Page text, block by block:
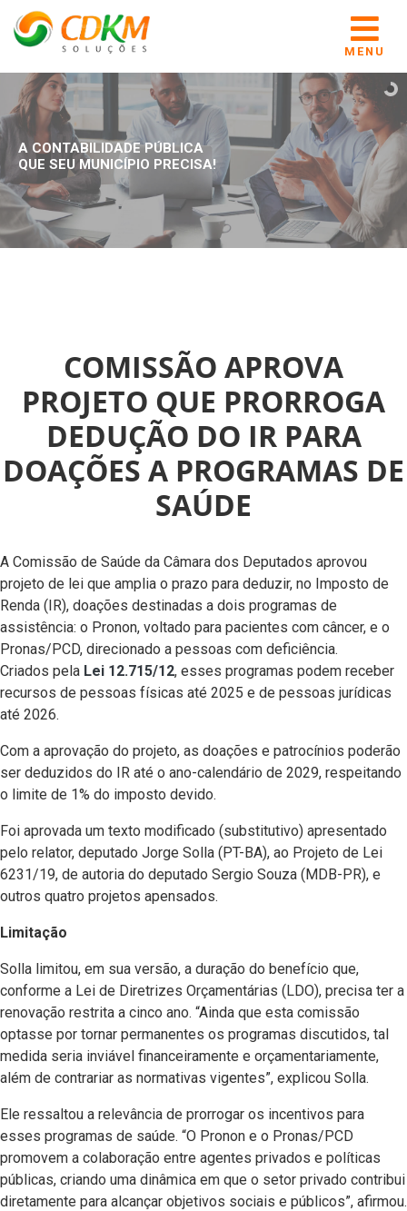
MENU
A CONTABILIDADE PÚBLICA
QUE SEU MUNICÍPIO PRECISA!
COMISSÃO APROVA
PROJETO QUE PRORROGA
DEDUÇÃO DO IR PARA
DOAÇÕES A PROGRAMAS DE
SAÚDE
A Comissão de Saúde da Câmara dos Deputados aprovou
projeto de lei que amplia o prazo para deduzir, no Imposto de
Renda (IR), doações destinadas a dois programas de
assistência: o Pronon, voltado para pacientes com câncer, e o
Pronas/PCD, direcionado a pessoas com deficiência.
Criados pela Lei 12.715/12, esses programas podem receber
recursos de pessoas físicas até 2025 e de pessoas jurídicas
até 2026.
Com a aprovação do projeto, as doações e patrocínios poderão
ser deduzidos do IR até o ano-calendário de 2029, respeitando
o limite de 1% do imposto devido.
Foi aprovada um texto modificado (substitutivo) apresentado
pelo relator, deputado Jorge Solla (PT-BA), ao Projeto de Lei
6231/19, de autoria do deputado Sergio Souza (MDB-PR), e
outros quatro projetos apensados.
Limitação
Solla limitou, em sua versão, a duração do benefício que,
conforme a Lei de Diretrizes Orçamentárias (LDO), precisa ter a
renovação restrita a cinco ano. “Ainda que esta comissão
optasse por tornar permanentes os programas discutidos, tal
medida seria inviável financeiramente e orçamentariamente,
além de contrariar as normativas vigentes”, explicou Solla.
Ele ressaltou a relevância de prorrogar os incentivos para
esses programas de saúde. “O Pronon e o Pronas/PCD
promovem a colaboração entre agentes privados e políticas
públicas, criando uma dinâmica em que o setor privado contribui
diretamente para alcançar objetivos sociais e públicos”, afirmou.